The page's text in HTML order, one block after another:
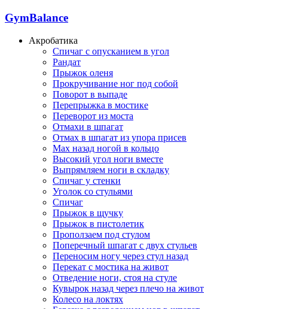
GymBalance
Акробатика
Спичаг с опусканием в угол
Рандат
Прыжок оленя
Прокручивание ног под собой
Поворот в выпаде
Перепрыжка в мостике
Переворот из моста
Отмахи в шпагат
Отмах в шпагат из упора присев
Мах назад ногой в кольцо
Высокий угол ноги вместе
Выпрямляем ноги в складку
Спичаг у стенки
Уголок со стульями
Спичаг
Прыжок в щучку
Прыжок в пистолетик
Проползаем под стулом
Поперечный шпагат с двух стульев
Переносим ногу через стул назад
Перекат с мостика на живот
Отведение ноги, стоя на стуле
Кувырок назад через плечо на живот
Колесо на локтях